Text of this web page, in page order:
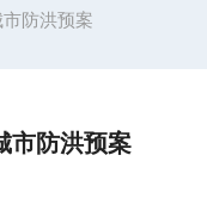
防洪预案
市防洪预案